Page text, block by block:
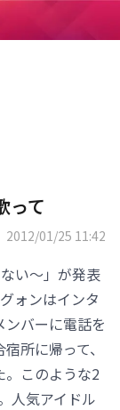
って
2012/01/25 11:42
い～」が発表
ォンはインタ
バーに電話を
所に帰って、
。このような2
人気アイドル